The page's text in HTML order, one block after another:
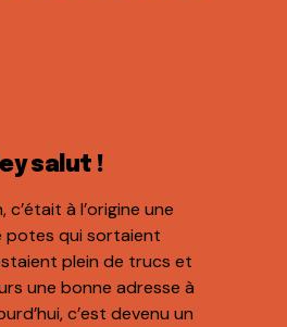
salut !
c’était à l’origine une
potes qui sortaient
plein de trucs et
une bonne adresse à
c’est devenu un